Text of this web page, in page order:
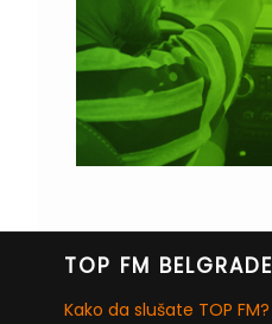
TOP FM BELGRADE
Kako da slušate TOP FM?